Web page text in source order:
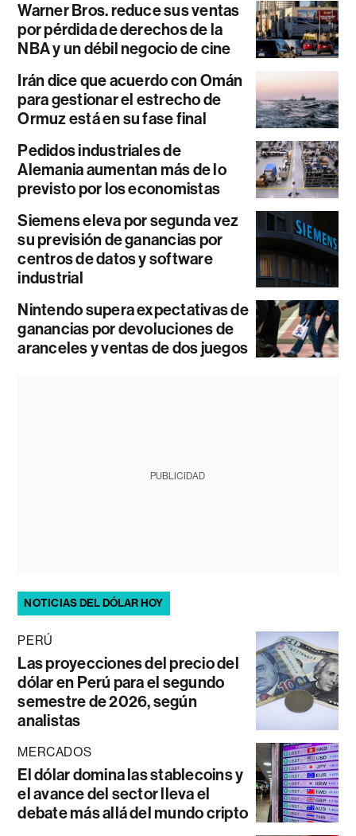
Warner Bros. reduce sus ventas
por pérdida de derechos de la
NBA y un débil negocio de cine
Irán dice que acuerdo con Omán
para gestionar el estrecho de
Ormuz está en su fase final
Pedidos industriales de
Alemania aumentan más de lo
previsto por los economistas
Siemens eleva por segunda vez
su previsión de ganancias por
centros de datos y software
industrial
Nintendo supera expectativas de
ganancias por devoluciones de
aranceles y ventas de dos juegos
PUBLICIDAD
NOTICIAS DEL DÓLAR HOY
PERÚ
Las proyecciones del precio del
dólar en Perú para el segundo
semestre de 2026, según
analistas
MERCADOS
El dólar domina las stablecoins y
el avance del sector lleva el
debate más allá del mundo cripto